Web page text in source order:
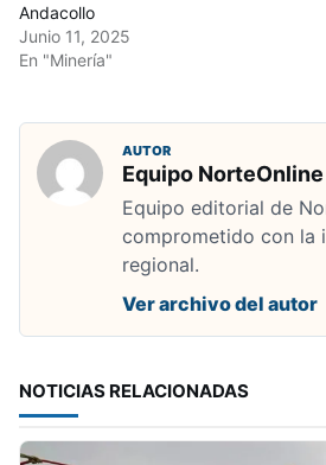
Andacollo
Junio 11, 2025
En "Minería"
AUTOR
Equipo NorteOnline
Equipo editorial de
comprometido con la
regional.
Ver archivo del autor
NOTICIAS RELACIONADAS